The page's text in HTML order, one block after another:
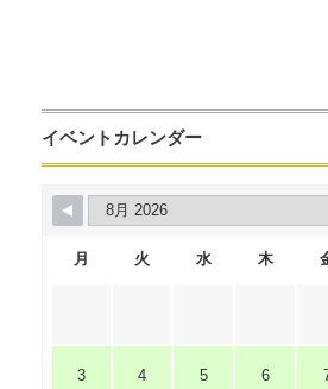
イベントカレンダー
月 火 水 木
3 4 5 6